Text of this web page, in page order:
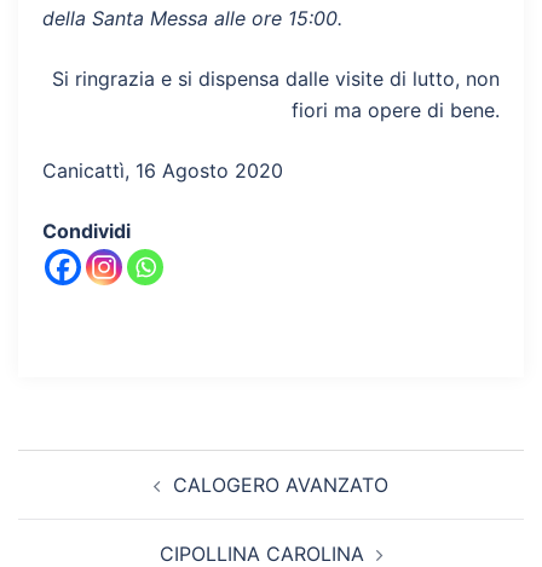
della Santa Messa alle ore 15:00.
Si ringrazia e si dispensa dalle visite di lutto, non
fiori ma opere di bene.
Canicattì, 16 Agosto 2020
Condividi
CALOGERO AVANZATO
CIPOLLINA CAROLINA